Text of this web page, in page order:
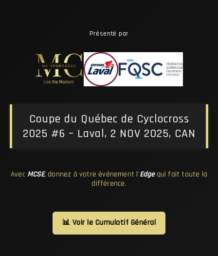
Présenté par
Coupe du Québec de Cyclocross
2025 #6 – Laval, 2 NOV 2025, CAN
Avec MCSE, donnez à votre événement l'Edgequi fait toute la
différence.
📊 Voir le Cumulatif Général